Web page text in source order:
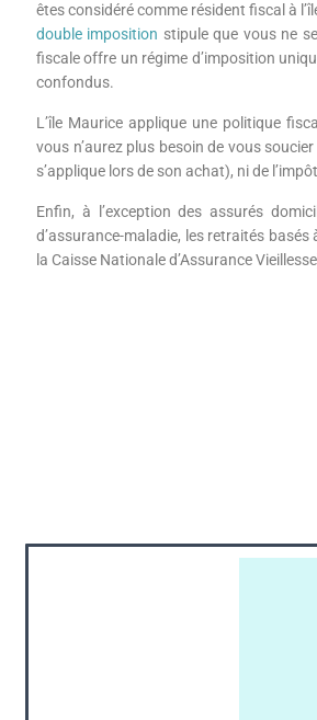
êtes considéré comme résident fiscal à
double imposition stipule que vous ne
fiscale offre un régime d’imposition
confondus.
L’île Maurice applique une politique
vous n’aurez plus besoin de vous
s’applique lors de son achat), ni de
Enfin, à l’exception des assurés
d’assurance-maladie, les retraités basés
la Caisse Nationale d’Assurance